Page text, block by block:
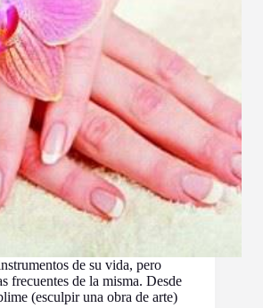
de su vida, pero
frecuentes de la misma. Desde
(esculpir una obra de arte)